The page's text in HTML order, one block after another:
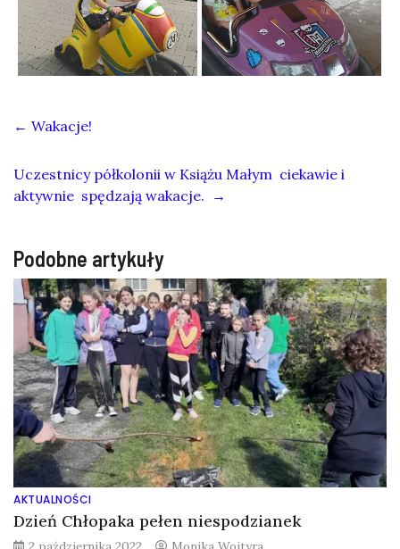
← Wakacje!
Uczestnicy półkolonii w Książu Małym ciekawie i
aktywnie spędzają wakacje. →
Podobne artykuły
AKTUALNOŚCI
Dzień Chłopaka pełen niespodzianek